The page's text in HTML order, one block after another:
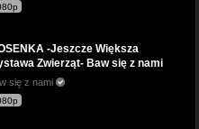
-Jeszcze Większa
Zwierząt- Baw się z nami
się z nami